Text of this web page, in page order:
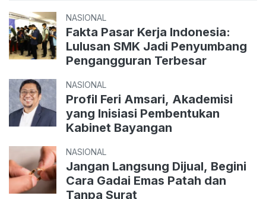
NASIONAL
Fakta Pasar Kerja Indonesia:
Lulusan SMK Jadi Penyumbang
Pengangguran Terbesar
NASIONAL
Profil Feri Amsari, Akademisi
yang Inisiasi Pembentukan
Kabinet Bayangan
NASIONAL
Jangan Langsung Dijual, Begini
Cara Gadai Emas Patah dan
Tanpa Surat